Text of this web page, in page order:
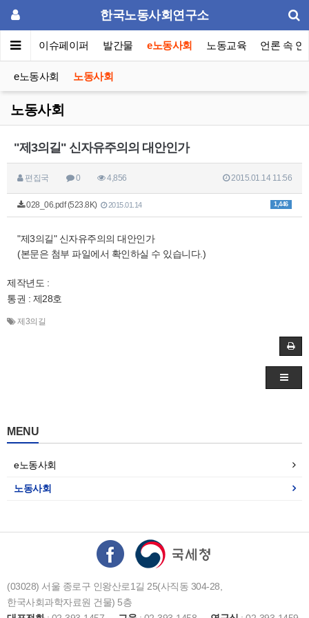
한국노동사회연구소
포럼 이슈페이퍼 발간물 e노동사회 노동교육 언론 속 연
e노동사회 노동사회
노동사회
"제3의길" 신자유주의의 대안인가
편집국 0 4,856 2015.01.14 11:56
1,446
028_06.pdf (523.8K) 2015.01.14
"제3의길" 신자유주의의 대안인가
(본문은 첨부 파일에서 확인하실 수 있습니다.)
제작년도 :
통권 : 제28호
제3의길
MENU
e노동사회
노동사회
(03028) 서울 종로구 인왕산로1길 25(사직동 304-28,
한국사회과학자료원 건물) 5층